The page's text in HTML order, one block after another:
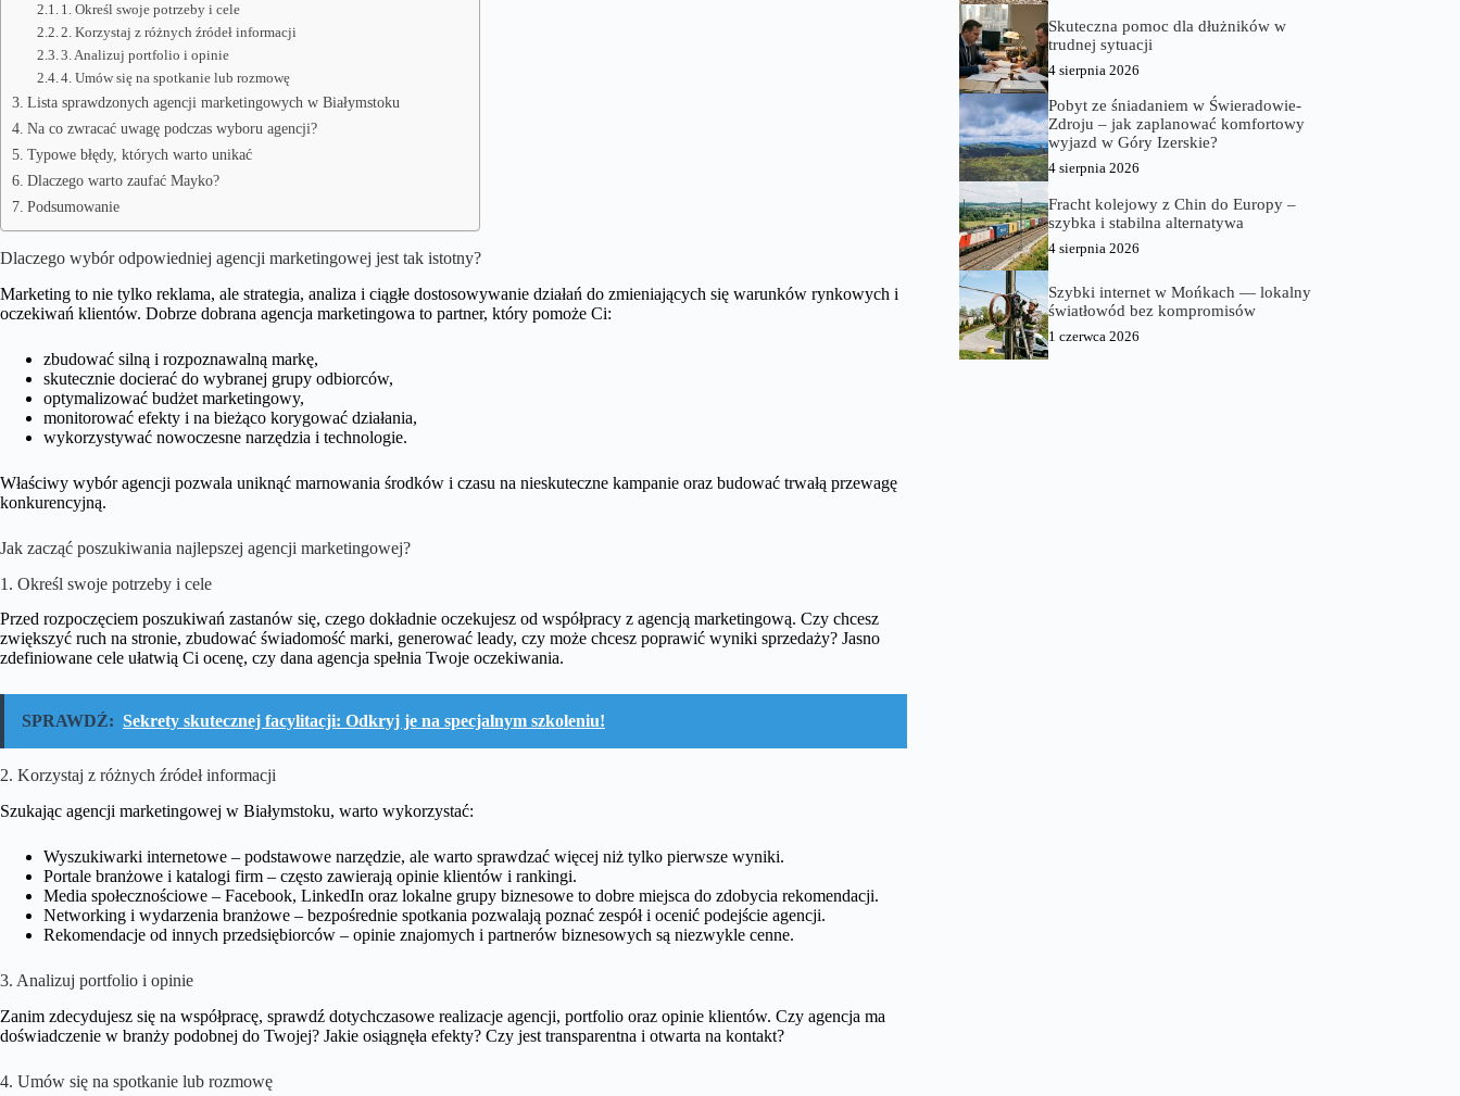
1. Określ swoje potrzeby i cele
2. Korzystaj z różnych źródeł informacji
3. Analizuj portfolio i opinie
4. Umów się na spotkanie lub rozmowę
Lista sprawdzonych agencji marketingowych w Białymstoku
Na co zwracać uwagę podczas wyboru agencji?
Typowe błędy, których warto unikać
Dlaczego warto zaufać Mayko?
Podsumowanie
Dlaczego wybór odpowiedniej agencji marketingowej jest tak istotny?
Marketing to nie tylko reklama, ale strategia, analiza i ciągłe dostosowywanie działań do zmieniających się warunków rynkowych i
oczekiwań klientów. Dobrze dobrana agencja marketingowa to partner, który pomoże Ci:
zbudować silną i rozpoznawalną markę,
skutecznie docierać do wybranej grupy odbiorców,
optymalizować budżet marketingowy,
monitorować efekty i na bieżąco korygować działania,
wykorzystywać nowoczesne narzędzia i technologie.
Właściwy wybór agencji pozwala uniknąć marnowania środków i czasu na nieskuteczne kampanie oraz budować trwałą przewagę
konkurencyjną.
Jak zacząć poszukiwania najlepszej agencji marketingowej?
1. Określ swoje potrzeby i cele
Przed rozpoczęciem poszukiwań zastanów się, czego dokładnie oczekujesz od współpracy z agencją marketingową. Czy chcesz
zwiększyć ruch na stronie, zbudować świadomość marki, generować leady, czy może chcesz poprawić wyniki sprzedaży? Jasno
zdefiniowane cele ułatwią Ci ocenę, czy dana agencja spełnia Twoje oczekiwania.
SPRAWDŹ: Sekrety skutecznej facylitacji: Odkryj je na specjalnym szkoleniu!
2. Korzystaj z różnych źródeł informacji
Szukając agencji marketingowej w Białymstoku, warto wykorzystać:
Wyszukiwarki internetowe – podstawowe narzędzie, ale warto sprawdzać więcej niż tylko pierwsze wyniki.
Portale branżowe i katalogi firm – często zawierają opinie klientów i rankingi.
Media społecznościowe – Facebook, LinkedIn oraz lokalne grupy biznesowe to dobre miejsca do zdobycia rekomendacji.
Networking i wydarzenia branżowe – bezpośrednie spotkania pozwalają poznać zespół i ocenić podejście agencji.
Rekomendacje od innych przedsiębiorców – opinie znajomych i partnerów biznesowych są niezwykle cenne.
3. Analizuj portfolio i opinie
Zanim zdecydujesz się na współpracę, sprawdź dotychczasowe realizacje agencji, portfolio oraz opinie klientów. Czy agencja ma
doświadczenie w branży podobnej do Twojej? Jakie osiągnęła efekty? Czy jest transparentna i otwarta na kontakt?
4. Umów się na spotkanie lub rozmowę
Skuteczna pomoc dla dłużników w
trudnej sytuacji
4 sierpnia 2026
Pobyt ze śniadaniem w Świeradowie-
Zdroju – jak zaplanować komfortowy
wyjazd w Góry Izerskie?
4 sierpnia 2026
Fracht kolejowy z Chin do Europy –
szybka i stabilna alternatywa
4 sierpnia 2026
Szybki internet w Mońkach — lokalny
światłowód bez kompromisów
1 czerwca 2026